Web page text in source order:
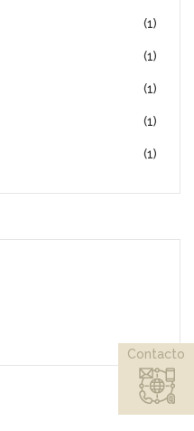
(1)
(1)
(1)
(1)
(1)
Contacto